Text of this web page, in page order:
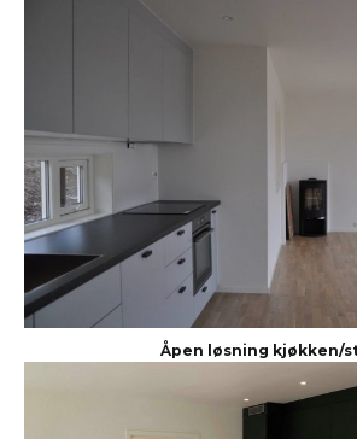
Åpen løsning kjøkken/